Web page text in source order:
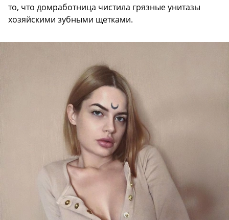
то, что домработница чистила грязные унитазы
хозяйскими зубными щетками.